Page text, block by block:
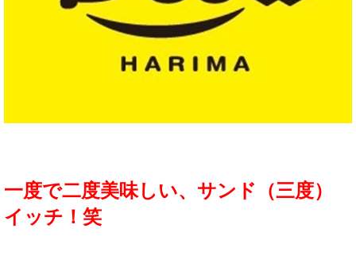
一度で二度美味しい、サンド（三度）
イッチ！笑